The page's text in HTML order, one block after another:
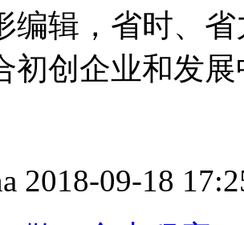
编辑，省时、
初创企业和发
2018-09-18